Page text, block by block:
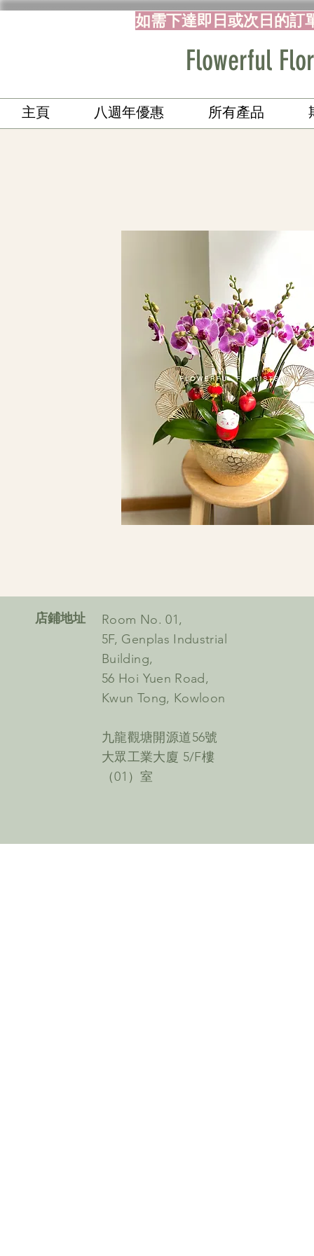
如需下達即日或次日的訂
Flowerful
主頁 八週年優惠 所有產品
​店鋪地址
Room No. 01,
5F, Genplas Industrial
Building,
56 Hoi Yuen Road,
Kwun Tong, Kowloon
九龍觀塘開源道56號
大眾工業大廈 5/F樓
（01）室